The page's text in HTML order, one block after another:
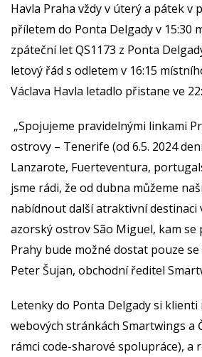
Havla Praha vždy v úterý a pátek v
příletem do Ponta Delgady v 15:30
zpáteční let QS1173 z Ponta
letový řád s odletem v 16:15
Václava Havla letadlo přistane ve
„Spojujeme pravidelnými linkami
ostrovy – Tenerife (od 6.5. 2024
Lanzarote, Fuerteventura,
jsme rádi, že od dubna můžeme
nabídnout další atraktivní destinaci
azorský ostrov São Miguel, kam se
Prahy bude možné dostat pouze
Peter Šujan, obchodní ředitel
Letenky do Ponta Delgady si
webových stránkách Smartwings a
rámci code-sharové spolupráce), a